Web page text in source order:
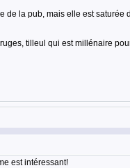
la pub, mais elle est
tilleul qui est millénaire
est intéressant!